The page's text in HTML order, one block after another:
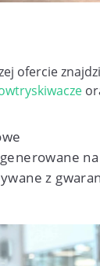
ofercie
z